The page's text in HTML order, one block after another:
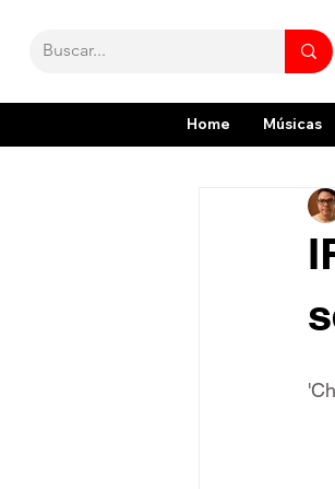
Home Músicas